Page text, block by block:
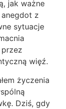
jak ważne
z
sytuacje
więź.
życzenia
Dziś, gdy